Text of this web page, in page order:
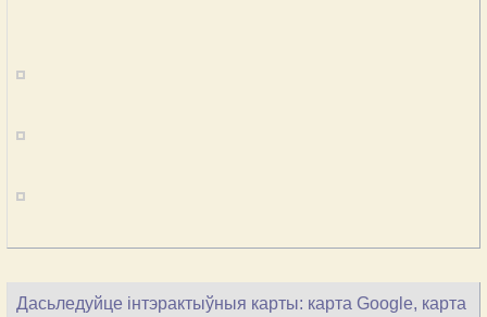
Дасьледуйце інтэрактыўныя карты: карта Google, карта